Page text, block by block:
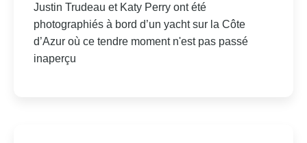
Justin Trudeau et Katy Perry ont été
photographiés à bord d’un yacht sur la Côte
d’Azur où ce tendre moment n'est pas passé
inaperçu